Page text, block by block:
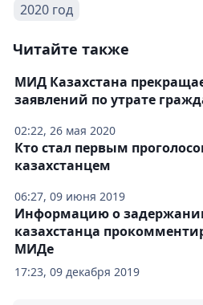
2020 год
Читайте также
02:22, 26 мая 2020
МИД Казахстана
заявлений по утрате
06:27, 09 июня 2019
Кто стал первым
казахстанцем
17:23, 09 декабря 2019
Информацию о
казахстанца
МИДе